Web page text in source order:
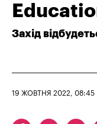
Захід
19 ЖОВТНЯ 2022, 08:45